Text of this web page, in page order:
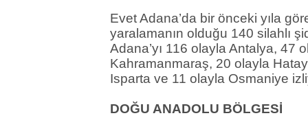
Evet Adana’da bir önceki yıla
yaralamanın olduğu 140 silahlı
Adana’yı 116 olayla Antalya, 47
Kahramanmaraş, 20 olayla
Isparta ve 11 olayla Osmaniye
DOĞU ANADOLU BÖLGESİ